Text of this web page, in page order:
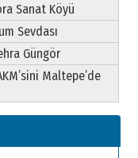
Sanat Köyü
Sevdası
Güngör
Maltepe’de